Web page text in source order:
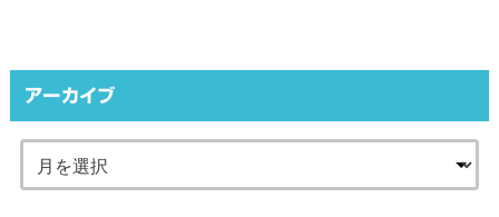
アーカイブ